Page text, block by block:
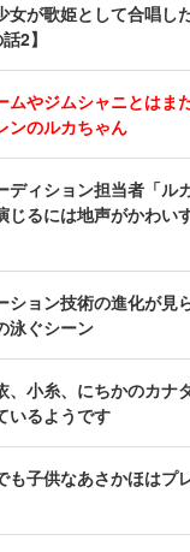
女が歌姫として合唱し
2】
ムやジムシャニとはま
ンのルカちゃん
ディション担当者「ル
じるには地声がかわ
ション技術の進化が見
泳ぐシーン
、小糸、にちかのカナ
いるようです
も子供なあさかほはプ